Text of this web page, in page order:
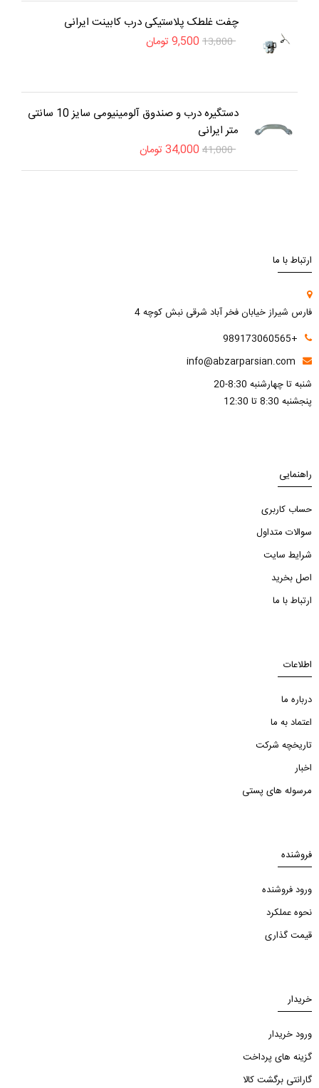
چفت غلطک پلاستیکی درب کابینت ایرانی
13,800
9,500تومان
دستگیره درب و صندوق آلومینیومی سایز 10 سانتی
متر ایرانی
41,000
34,000تومان
ارتباط با ما
فارس شیراز خیابان فخر آباد شرقی نبش کوچه 4
+989173060565
info@abzarparsian.com
شنبه تا چهارشنبه 8:30-20
پنجشنبه 8:30 تا 12:30
راهنمایی
حساب کاربری
سوالات متداول
شرایط سایت
اصل بخرید
ارتباط با ما
اطلاعات
درباره ما
اعتماد به ما
تاریخچه شرکت
اخبار
مرسوله های پستی
فروشنده
ورود فروشنده
نحوه عملکرد
قیمت گذاری
خریدار
ورود خریدار
گزینه های پرداخت
گارانتی برگشت کالا